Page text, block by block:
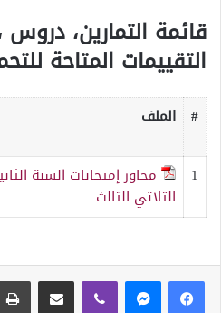
قائمة التمارين، دروس
التقييمات المتاحة
# الملف
1
محاور إمتحانات السنة
الثلاثي الثالث